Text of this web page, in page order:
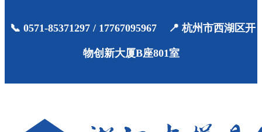
📞 0571-85371297 / 17767095967 📍 杭州市西湖区开
物创新大厦B座801室